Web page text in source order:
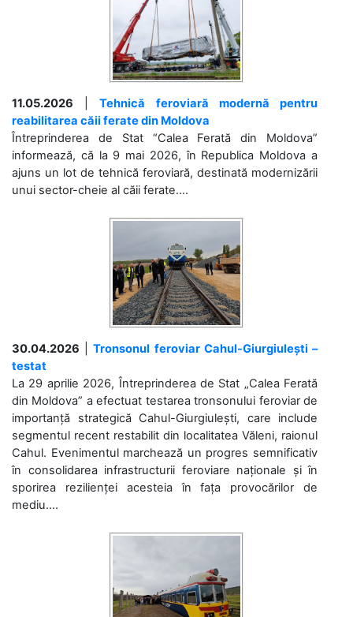
11.05.2026 |Tehnică feroviară modernă pentru
reabilitarea căii ferate din Moldova
Întreprinderea de Stat “Calea Ferată din Moldova”
informează, că la 9 mai 2026, în Republica Moldova a
ajuns un lot de tehnică feroviară, destinată modernizării
unui sector-cheie al căii ferate....
30.04.2026 |Tronsonul feroviar Cahul-Giurgiulești –
testat
La 29 aprilie 2026, Întreprinderea de Stat „Calea Ferată
din Moldova” a efectuat testarea tronsonului feroviar de
importanță strategică Cahul-Giurgiulești, care include
segmentul recent restabilit din localitatea Văleni, raionul
Cahul. Evenimentul marchează un progres semnificativ
în consolidarea infrastructurii feroviare naționale și în
sporirea rezilienței acesteia în fața provocărilor de
mediu....